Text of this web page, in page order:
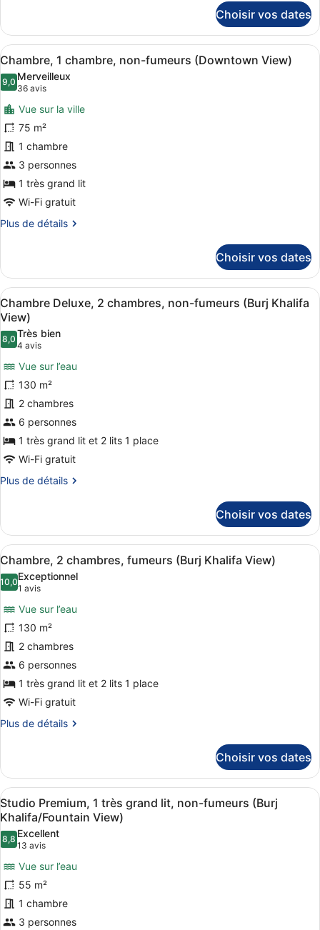
(Fountain
View)
le
type
de
chambre
Chambre,
chambre,
fumeurs
(Fountain
View)
Choisir vos dates
Afficher
toutes
les
photos
pour
ce
type
de
chambre :
Chambre,
1
chambre,
fumeurs
(Downtown
View)
Une chambre d’hôtel avec un
6
Chambre, 1 chambre, non-fumeurs (Downtown View)
9,09,0 sur 10
Merveilleux
36 avis
(36 avis)
Vue sur la ville
75 m²
1 chambre
3 personnes
1 très grand lit
Wi-Fi gratuit
Plus de détails
Plus
le
type
de
chambre
Chambre,
1
chambre,
non-
fumeurs
(Downtown
View)
Choisir vos dates
Afficher
toutes
les
photos
pour
ce
type
de
chambre :
Chambre
Deluxe,
2
fumeurs
(Burj
Khalifa
View)
Une chambre d’hôtel moderne
5
Chambre Deluxe, 2 chambres, non-fumeurs (Burj Khalifa
View)
8,08,0 sur 10
Très bien
4 avis
(4 avis)
Vue sur l’eau
130 m²
2 chambres
6 personnes
1 très grand lit et 2 lits 1 place
Wi-Fi gratuit
Plus de détails
Plus
le
type
de
chambre
Chambre
Deluxe,
2
chambres,
non-
fumeurs
(Burj
Khalifa
View)
Choisir vos dates
Afficher
toutes
les
photos
pour
ce
type
de
chambre :
Chambre,
2
chambres,
(Burj
Khalifa
View)
Une chambre d’hôtel moderne
5
Chambre, 2 chambres, fumeurs (Burj Khalifa View)
10,010,0 sur 10
Exceptionnel
1 avis
(1 avis)
Vue sur l’eau
130 m²
2 chambres
6 personnes
1 très grand lit et 2 lits 1 place
Wi-Fi gratuit
Plus de détails
Plus
le
type
de
chambre
Chambre,
2
chambres,
fumeurs
(Burj
Khalifa
View)
Choisir vos dates
Afficher
toutes
les
photos
pour
ce
type
de
chambre :
Une chambre d’hôtel avec un lit,
10
Studio Premium, 1 très grand lit, non-fumeurs (Burj
Khalifa/Fountain View)
8,88,8 sur 10
Excellent
13 avis
(13 avis)
Vue sur l’eau
55 m²
1 chambre
3 personnes